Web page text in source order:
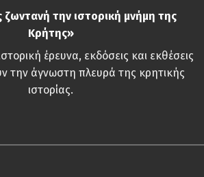
την ιστορική μνήμη της
Κρήτης»
έρευνα, εκδόσεις και εκθέσεις
την άγνωστη πλευρά της κρητικής
ιστορίας.